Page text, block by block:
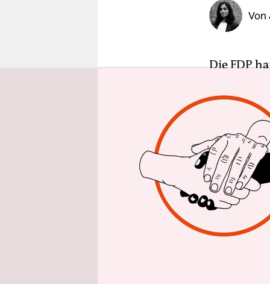
Von
Die FDP
Christian
und
Scholz.
Als erste
Kabinetts
auch viele
wird